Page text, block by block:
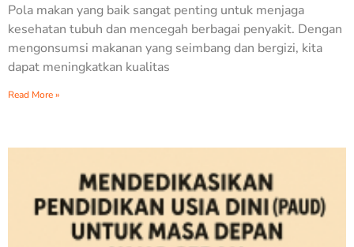
Pola makan yang baik sangat penting untuk menjaga
kesehatan tubuh dan mencegah berbagai penyakit. Dengan
mengonsumsi makanan yang seimbang dan bergizi, kita
dapat meningkatkan kualitas
Read More »